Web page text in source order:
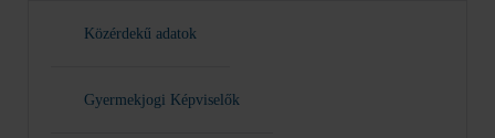
Közérdekű adatok
Gyermekjogi Képviselők